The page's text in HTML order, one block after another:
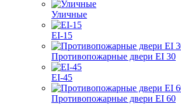
Уличные
EI-15
Противопожарные двери EI 30
EI-45
Противопожарные двери EI 60